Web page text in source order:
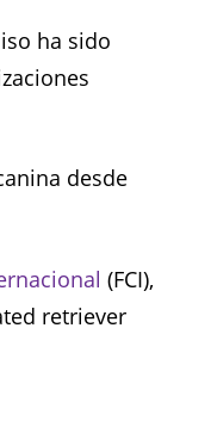
ha sido
desde
(FCI),
retriever